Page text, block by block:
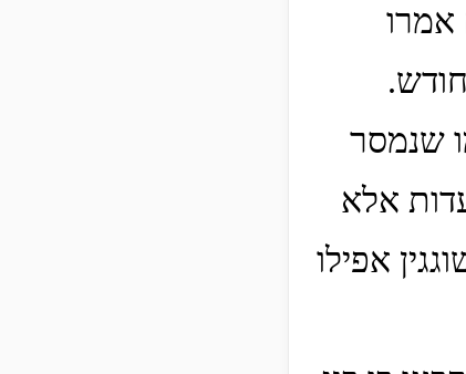
אמרו
שנמסר
אלא
אפילו